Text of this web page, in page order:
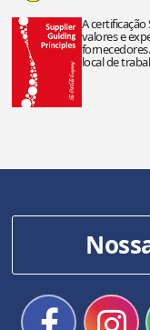
A certificação
valores e
local de